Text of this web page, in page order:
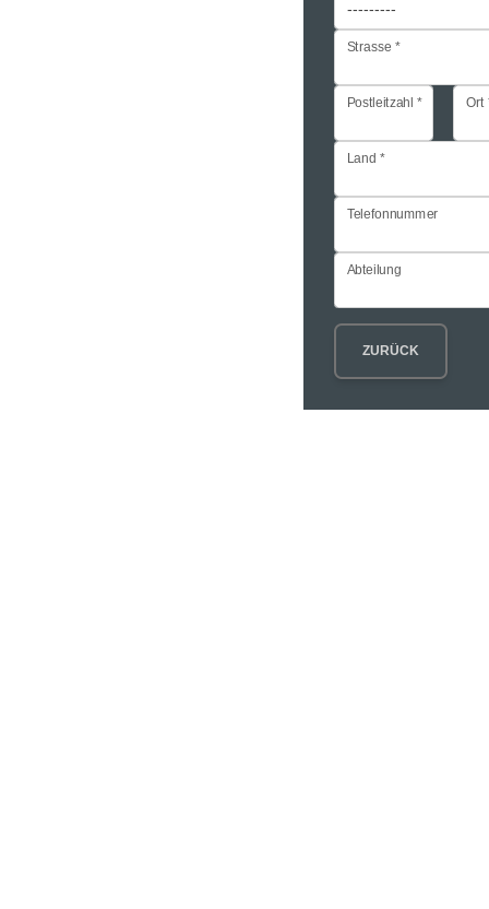
Strasse
Postleitzahl Ort
Land
Telefonnummer
Abteilung
ZURÜCK